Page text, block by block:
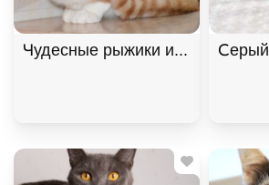
Чудесные рыжики ищут дом. В